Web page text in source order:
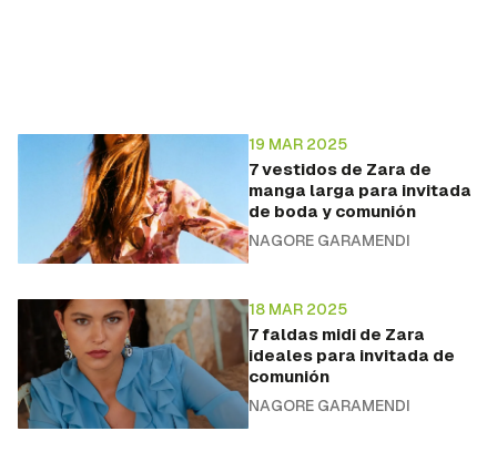
19 MAR 2025
7 vestidos de Zara de
manga larga para invitada
de boda y comunión
NAGORE GARAMENDI
18 MAR 2025
7 faldas midi de Zara
ideales para invitada de
comunión
NAGORE GARAMENDI